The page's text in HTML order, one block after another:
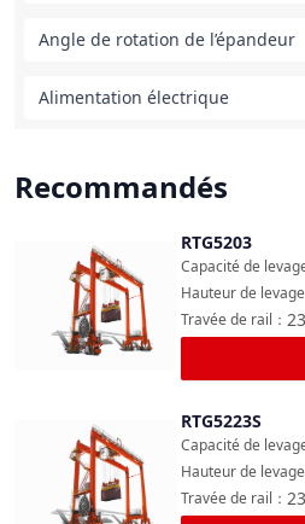
Angle de rotation de l’épandeur
Alimentation électrique
Recommandés
Comparer
RTG5203
Capacité de
Hauteur de levage
Travée de rail ：
Comparer
RTG5223S
Capacité de
Hauteur de levage
Travée de rail ：